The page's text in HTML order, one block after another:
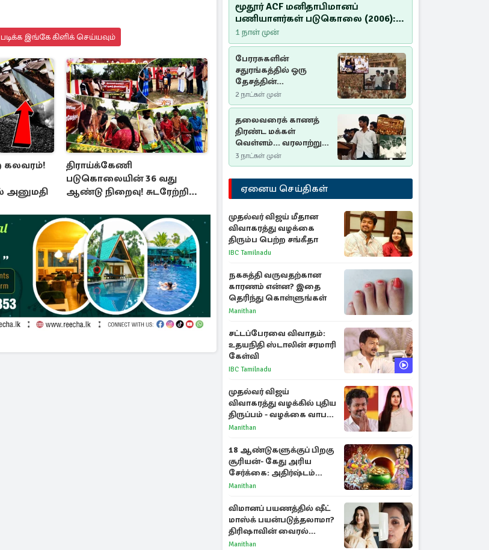
இங்கே கிளிக் செய்யவும்
கலவரம்!
அனுமதி
திராய்க்கேணி
படுகொலையின் 36 வது
ஆண்டு நிறைவு! சுடரேற்றி
மூதூர் ACF மனிதாபிமானப்
பணியாளர்கள் படுகொலை (2006):
20 ஆண்டுகளாகியும் நீதி
மறுக்கப்பட்ட மனிதாபிமானப்
பேரவலம்
1 நாள் முன்
பேரரசுகளின்
சதுரங்கத்தில் ஒரு
தேசத்தின்
தீர்க்கதரிசனம் :
சுதுமலை பிரகடனம்
ஒரு வரலாற்றுப் பாடம்
2 நாட்கள் முன்
தலைவரைக் காணத்
திரண்ட மக்கள்
வெள்ளம்... வரலாற்றுச்
சிறப்புமிக்க சுதுமலைப்
பிரகடனம்…
3 நாட்கள் முன்
ஏனைய செய்திகள்
முதல்வர் விஜய் மீதான
விவாகரத்து வழக்கை
திரும்ப பெற்ற சங்கீதா
IBC Tamilnadu
நகசுத்தி வருவதற்கான
காரணம் என்ன? இதை
தெரிந்து கொள்ளுங்கள்
Manithan
சட்டப்பேரவை விவாதம்:
உதயநிதி ஸ்டாலின் சரமாரி
கேள்வி
IBC Tamilnadu
முதல்வர் விஜய்
விவாகரத்து வழக்கில் புதிய
திருப்பம் - வழக்கை வாபஸ்
பெற்ற சங்கீதா!
Manithan
18 ஆண்டுகளுக்குப் பிறகு
சூரியன்- கேது அரிய
சேர்க்கை: அதிர்ஷ்டம்
பெறும் 3 ராசிகள்!
Manithan
விமானப் பயணத்தில் ஷீட்
மாஸ்க் பயன்படுத்தலாமா?
திரிஷாவின் வைரல்
செல்ஃபிக்கு மருத்துவர்
Manithan